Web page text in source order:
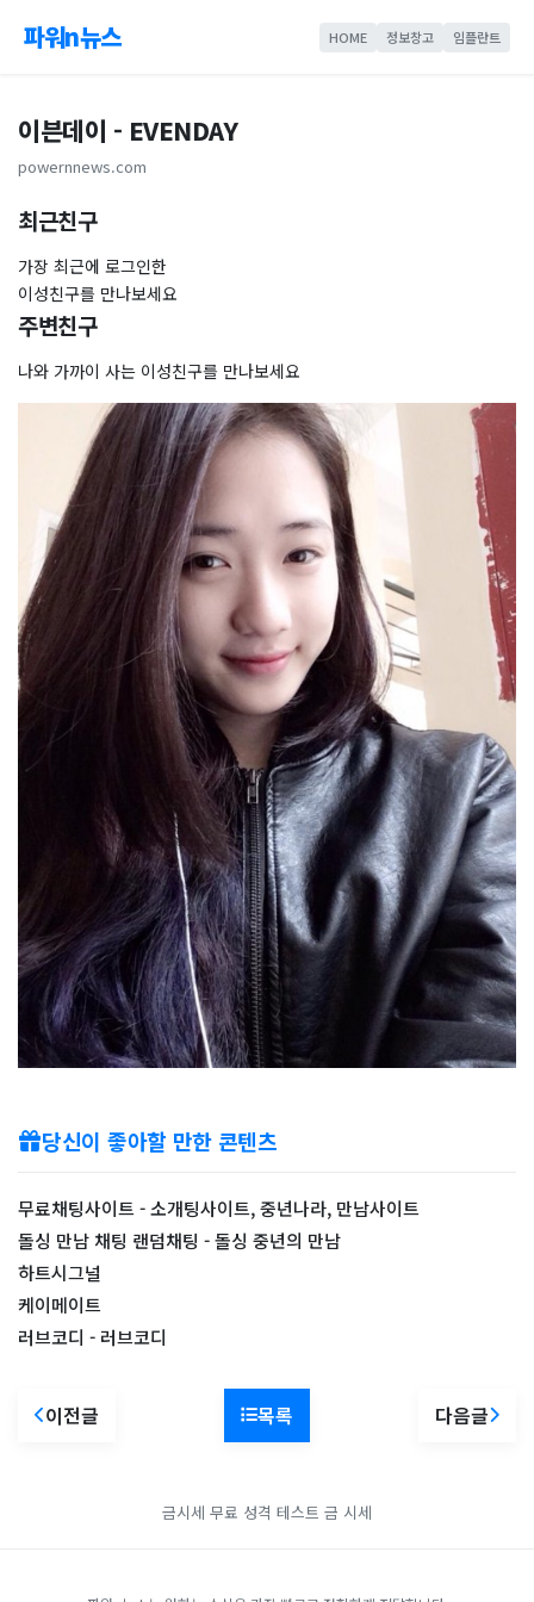
파워n뉴스 HOME 정보창고 임플란트
이븐데이 - EVENDAY
powernnews.com
최근친구
가장 최근에 로그인한
이성친구를 만나보세요
주변친구
나와 가까이 사는 이성친구를 만나보세요
당신이 좋아할 만한 콘텐츠
무료채팅사이트 - 소개팅사이트, 중년나라, 만남사이트
돌싱 만남 채팅 랜덤채팅 - 돌싱 중년의 만남
하트시그널
케이메이트
러브코디 - 러브코디
이전글 목록 다음글
금시세 무료 성격 테스트 금 시세